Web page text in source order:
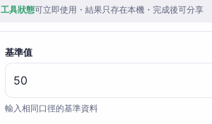
工具狀態可立即使用・結果只存在本機・完成後可分享
基準值
輸入相同口徑的基準資料